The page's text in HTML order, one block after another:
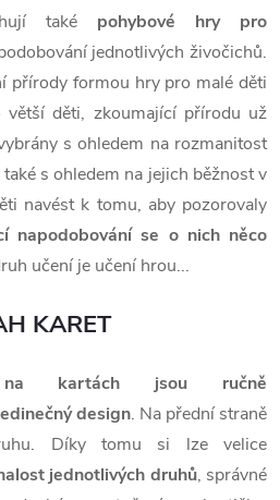
také pohybové hry pro
jednotlivých živočichů.
přírody formou hry pro malé děti
děti, zkoumající přírodu už
s ohledem na rozmanitost
s ohledem na jejich běžnost v
navést k tomu, aby pozorovaly
napodobování se o nich něco
učení je učení hrou...
KARET
na kartách jsou ručně
design. Na přední straně
Díky tomu si lze velice
jednotlivých druhů, správné